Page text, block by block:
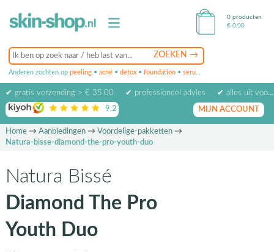
Anderen zochten op peeling • acné • detox • foundation • serum
0 producten
€ 0,00
✔ gratis verzending > € 35,00 ✔ professioneel advies
✔ alles uit voorraad leverbaar
9,2 op basis van beoordelingen
MIJN ACCOUNT
Home→ Aanbiedingen→ Voordelige-pakketten→
Natura-bisse-diamond-the-pro-youth-duo
Natura Bissé
Diamond The Pro
Youth Duo